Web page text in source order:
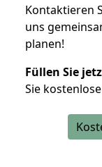
Kontaktieren
uns
planen!
Füllen Sie
Sie